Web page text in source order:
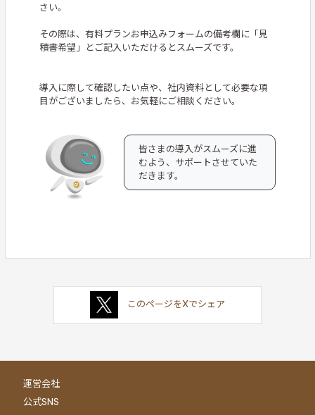
さい。
その際は、有料プランお申込みフォームの備考欄に「見
積書希望」とご記入いただけるとスムーズです。
導入に際して確認したい点や、社内資料として必要な項
目がございましたら、お気軽にご相談ください。
皆さまの導入がスムーズに進
むよう、サポートさせていた
だきます。
このページをXでシェア
運営会社
公式SNS